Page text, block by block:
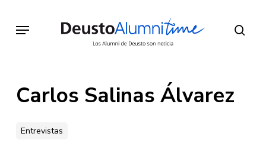
main
Menu
Carlos Salinas Álvarez
Entrevistas